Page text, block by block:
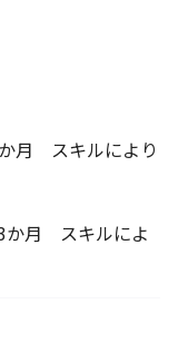
月 スキルにより
か月 スキルによ